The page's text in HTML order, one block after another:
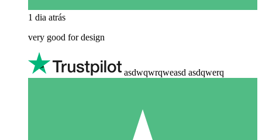
1 dia atrás
very good for design
asdwqwrqweasd asdqwerq